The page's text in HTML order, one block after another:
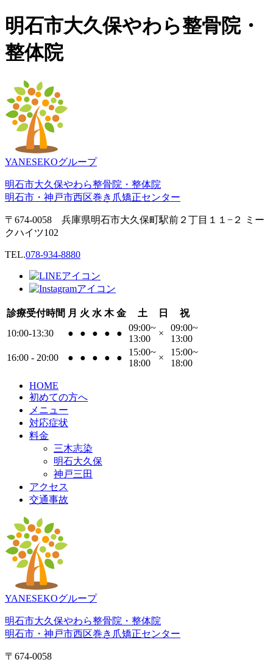
明石市大久保やわら整骨院・
整体院
YANESEKOグループ
明石市大久保やわら整骨院・整体院
明石市・神戸市西区巻き爪矯正センター
〒674-0058 兵庫県明石市大久保町駅前２丁目１１−２ ミー
クハイツ102
TEL.078-934-8880
診療受付時間 月 火 水 木 金 土 日
祝
10:00-13:30
● ● ● ● ●
09:00~
13:00
×
09:00~
13:00
16:00 - 20:00
● ● ● ● ●
15:00~
18:00
×
15:00~
18:00
HOME
初めての方へ
メニュー
対応症状
料金
三木志染
明石大久保
神戸三田
アクセス
交通事故
YANESEKOグループ
明石市大久保やわら整骨院・整体院
明石市・神戸市西区巻き爪矯正センター
〒674-0058